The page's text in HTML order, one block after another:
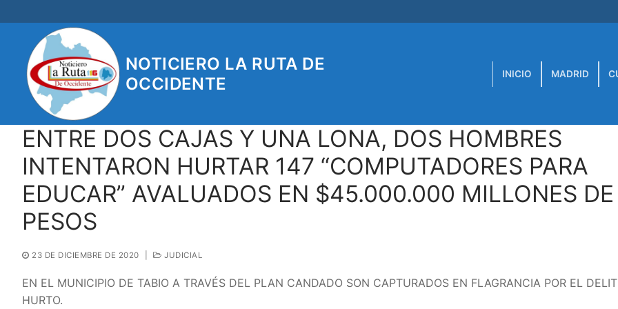
al
contenido
NOTICIERO LA RUTA DE
OCCIDENTE
INICIO MADRID
ENTRE DOS CAJAS Y UNA LONA, DOS HOMBRES
INTENTARON HURTAR 147 “COMPUTADORES PARA
EDUCAR” AVALUADOS EN $45.000.000 MILLONES DE
PESOS
23 DE DICIEMBRE DE 2020 JUDICIAL
EN EL MUNICIPIO DE TABIO A TRAVÉS DEL PLAN CANDADO SON CAPTURADOS EN FLAGRANCIA POR EL
HURTO.